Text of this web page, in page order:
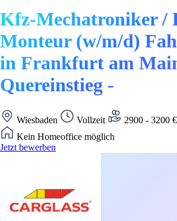
Kfz-Mechatroniker /
Monteur (w/m/d)
in Frankfurt am
Quereinstieg -
Wiesbaden Vollzeit
2900 - 3200
Kein Homeoffice möglich
Jetzt bewerben